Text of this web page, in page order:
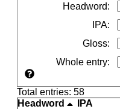
Headword:
IPA:
Gloss:
Whole entry:
Total entries: 58
Headword
IPA